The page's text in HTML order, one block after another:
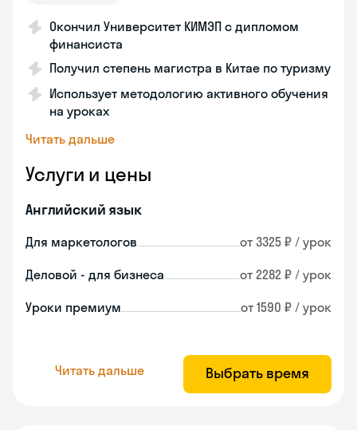
Окончил Университет КИМЭП с дипломом
финансиста
Получил степень магистра в Китае по туризму
Использует методологию активного обучения
на уроках
Читать дальше
Услуги и цены
Английский язык
Для маркетологов от 3325 ₽ / урок
Деловой - для бизнеса от 2282 ₽ / урок
Уроки премиум от 1590 ₽ / урок
Читать дальше Выбрать время